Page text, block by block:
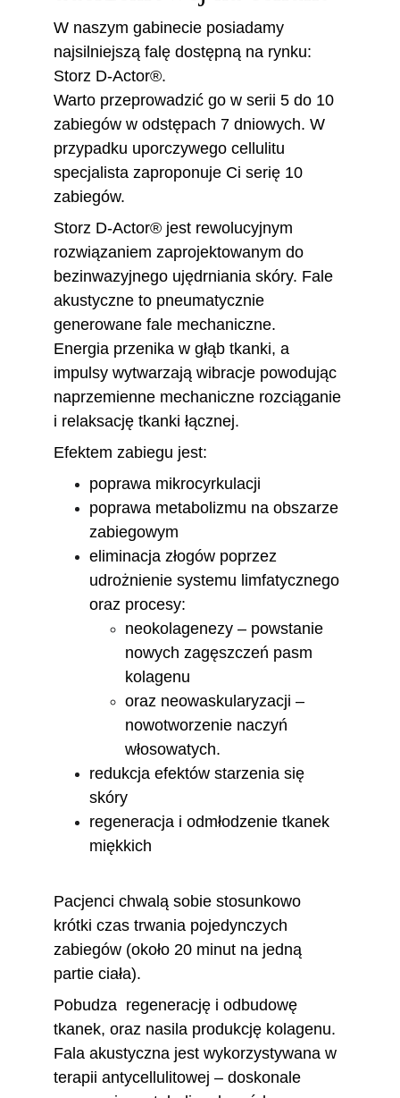
W naszym gabinecie posiadamy
najsilniejszą falę dostępną na rynku:
Storz D-Actor®.
Warto przeprowadzić go w serii 5 do 10
zabiegów w odstępach 7 dniowych. W
przypadku uporczywego cellulitu
specjalista zaproponuje Ci serię 10
zabiegów.
Storz D-Actor® jest rewolucyjnym
rozwiązaniem zaprojektowanym do
bezinwazyjnego ujędrniania skóry. Fale
akustyczne to pneumatycznie
generowane fale mechaniczne.
Energia przenika w głąb tkanki, a
impulsy wytwarzają wibracje powodując
naprzemienne mechaniczne rozciąganie
i relaksację tkanki łącznej.
Efektem zabiegu jest:
poprawa mikrocyrkulacji
poprawa metabolizmu na obszarze
zabiegowym
eliminacja złogów poprzez
udrożnienie systemu limfatycznego
oraz procesy:
neokolagenezy – powstanie
nowych zagęszczeń pasm
kolagenu
oraz neowaskularyzacji –
nowotworzenie naczyń
włosowatych.
redukcja efektów starzenia się
skóry
regeneracja i odmłodzenie tkanek
miękkich
Pacjenci chwalą sobie stosunkowo
krótki czas trwania pojedynczych
zabiegów (około 20 minut na jedną
partie ciała).
Pobudza  regenerację i odbudowę
tkanek, oraz nasila produkcję kolagenu.
Fala akustyczna jest wykorzystywana w
terapii antycellulitowej – doskonale